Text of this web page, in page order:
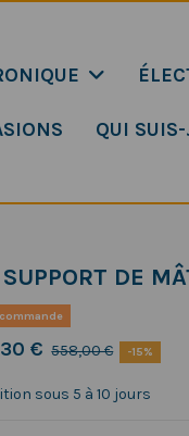
QUI
DE
€ 558,00 € -15%
sous 5 à 10 jours